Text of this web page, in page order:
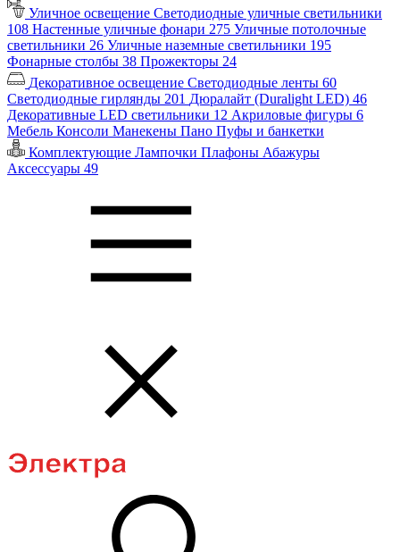
Уличное освещение Светодиодные уличные светильники
108 Настенные уличные фонари 275 Уличные потолочные
светильники 26 Уличные наземные светильники 195
Фонарные столбы 38 Прожекторы 24
Декоративное освещение Светодиодные ленты 60
Светодиодные гирлянды 201 Дюралайт (Duralight LED) 46
Декоративные LED светильники 12 Акриловые фигуры 6
Мебель Консоли Манекены Пано Пуфы и банкетки
Комплектующие Лампочки Плафоны Абажуры
Аксессуары 49